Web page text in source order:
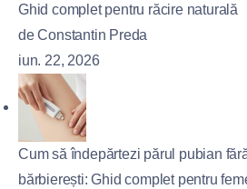
Ghid complet pentru răcire naturală
de Constantin Preda
iun. 22, 2026
Cum să îndepărtezi părul pubian
bărbierești: Ghid complet pentru